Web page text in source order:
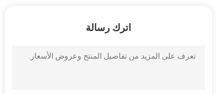
آلة النقش بالليزر
البلاستيكية
اترك رسالة